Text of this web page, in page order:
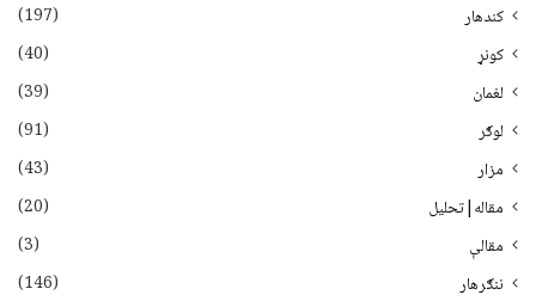
کندهار
(197)
کونړ
(40)
لغمان
(39)
لوګر
(91)
مزار
(43)
مقاله|تحلیل
(20)
مقالې
(3)
ننګرهار
(146)